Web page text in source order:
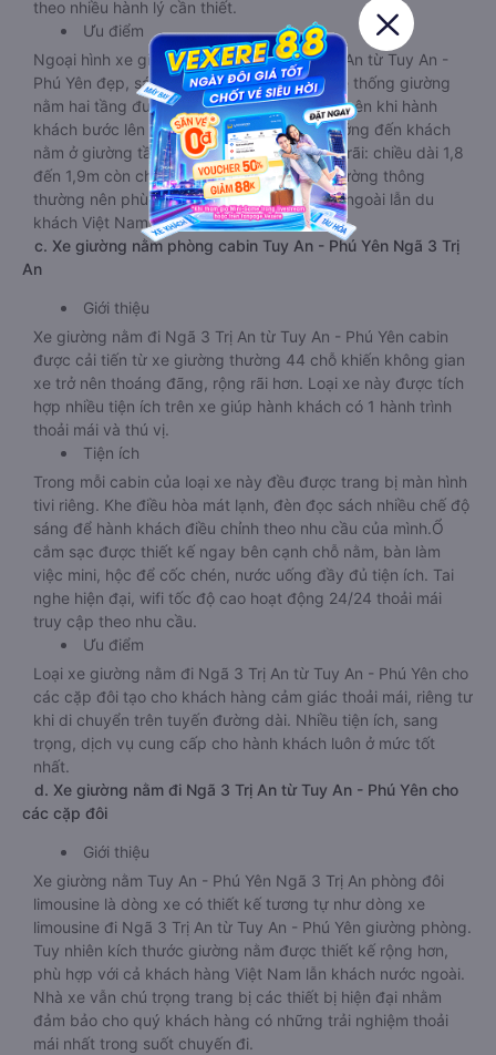
theo nhiều hành lý cần thiết.
Ưu điểm
Ngoại hình xe giường nằm vip đi Ngã 3 Trị An từ Tuy An -
Phú Yên đẹp, sáng bóng. Nổi bật nhất là hệ thống giường
nằm hai tầng được thiết kế so le, khoa học nên khi hành
khách bước lên tầng hai không làm ảnh hưởng đến khách
nằm ở giường tầng 1.Diện tích giường rộng rãi: chiều dài 1,8
đến 1,9m còn chiều rộng gấp rưỡi so với giường thông
thường nên phù hợp với cả du khách nước ngoài lẫn du
khách Việt Nam.
c. Xe giường nằm phòng cabin Tuy An - Phú Yên Ngã 3 Trị
An
Giới thiệu
Xe giường nằm đi Ngã 3 Trị An từ Tuy An - Phú Yên cabin
được cải tiến từ xe giường thường 44 chỗ khiến không gian
xe trở nên thoáng đãng, rộng rãi hơn. Loại xe này được tích
hợp nhiều tiện ích trên xe giúp hành khách có 1 hành trình
thoải mái và thú vị.
Tiện ích
Trong mỗi cabin của loại xe này đều được trang bị màn hình
tivi riêng. Khe điều hòa mát lạnh, đèn đọc sách nhiều chế độ
sáng để hành khách điều chỉnh theo nhu cầu của mình.Ổ
cắm sạc được thiết kế ngay bên cạnh chỗ nằm, bàn làm
việc mini, hộc để cốc chén, nước uống đầy đủ tiện ích. Tai
nghe hiện đại, wifi tốc độ cao hoạt động 24/24 thoải mái
truy cập theo nhu cầu.
Ưu điểm
Loại xe giường nằm đi Ngã 3 Trị An từ Tuy An - Phú Yên cho
các cặp đôi tạo cho khách hàng cảm giác thoải mái, riêng tư
khi di chuyển trên tuyến đường dài. Nhiều tiện ích, sang
trọng, dịch vụ cung cấp cho hành khách luôn ở mức tốt
nhất.
d. Xe giường nằm đi Ngã 3 Trị An từ Tuy An - Phú Yên cho
các cặp đôi
Giới thiệu
Xe giường nằm Tuy An - Phú Yên Ngã 3 Trị An phòng đôi
limousine là dòng xe có thiết kế tương tự như dòng xe
limousine đi Ngã 3 Trị An từ Tuy An - Phú Yên giường phòng.
Tuy nhiên kích thước giường nằm được thiết kế rộng hơn,
phù hợp với cả khách hàng Việt Nam lẫn khách nước ngoài.
Nhà xe vẫn chú trọng trang bị các thiết bị hiện đại nhằm
đảm bảo cho quý khách hàng có những trải nghiệm thoải
mái nhất trong suốt chuyến đi.